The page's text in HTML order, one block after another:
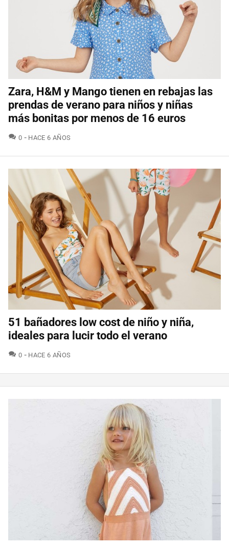
Zara, H&M y Mango tienen en rebajas las
prendas de verano para niños y niñas
más bonitas por menos de 16 euros
0 COMENTARIOS
HACE 6 AÑOS
51 bañadores low cost de niño y niña,
ideales para lucir todo el verano
0 COMENTARIOS
HACE 6 AÑOS